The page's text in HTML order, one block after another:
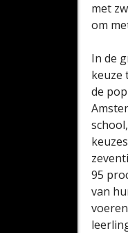
met
om
In de
keuze
de
95
van